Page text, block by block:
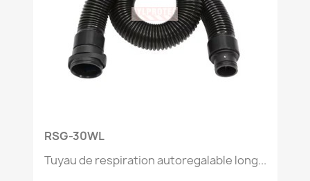
RSG-30WL
Tuyau de respiration autoregalable long...